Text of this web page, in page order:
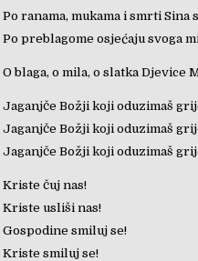
Po ranama, mukama i smrti Sina
Po preblagome osjećaju svoga
O blaga, o mila, o slatka Djevice
Jaganjče Božji koji oduzimaš
Jaganjče Božji koji oduzimaš
Jaganjče Božji koji oduzimaš
Kriste čuj nas!
Kriste usliši nas!
Gospodine smiluj se!
Kriste smiluj se!